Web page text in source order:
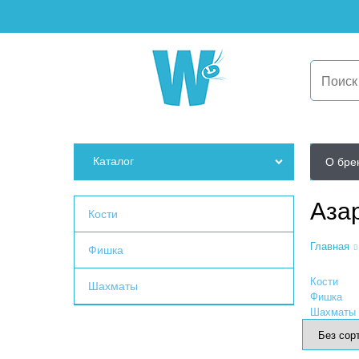
Каталог О
Кости
Фишка
Шахматы
Главная
Кости
Фишка
Шахматы